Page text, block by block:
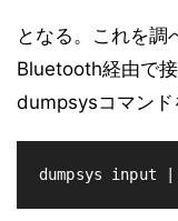
となる。これを調
Bluetooth経由で
dumpsysコマンド
dumpsys input |